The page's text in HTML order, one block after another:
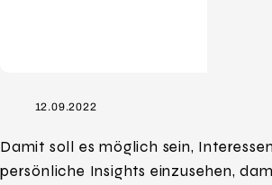
12.09.2022
Damit soll es möglich sein,
persönliche Insights einzusehen,